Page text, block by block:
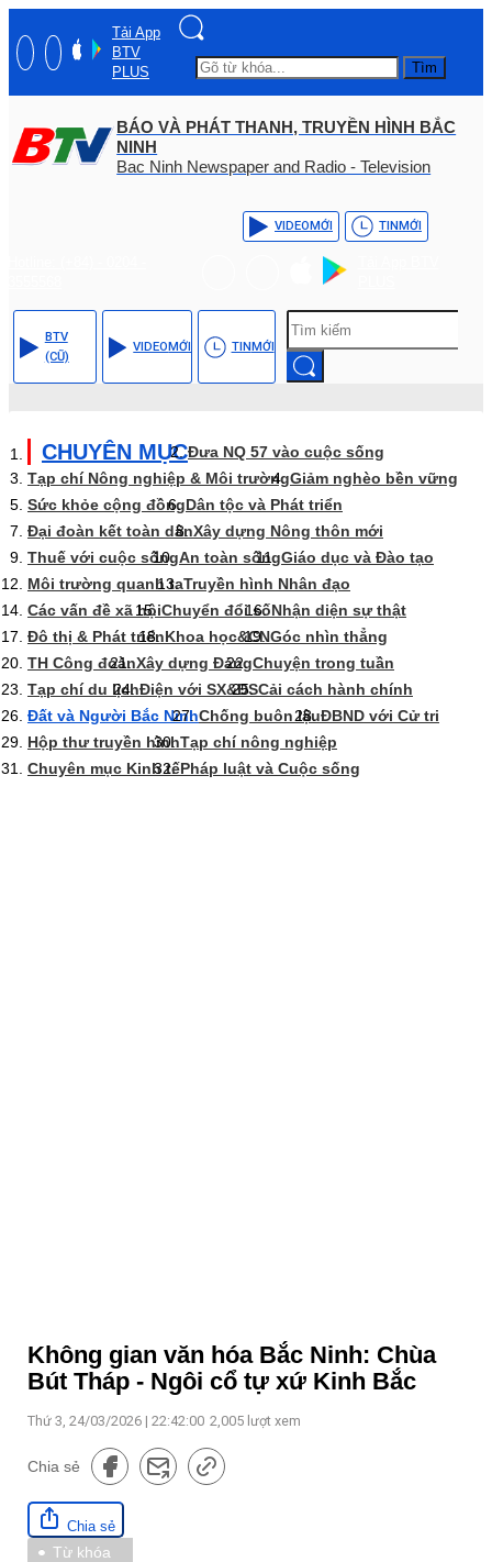
Tải App
BTV
PLUS
Tìm
BÁO VÀ PHÁT THANH, TRUYỀN HÌNH BẮC
NINH
Bac Ninh Newspaper and Radio - Television
VIDEOMỚI TINMỚI
BTV
(CŨ)
VIDEOMỚI TINMỚI
CHUYÊN MỤCĐưa NQ 57 vào cuộc sống
Tạp chí Nông nghiệp & Môi trườngGiảm nghèo bền vững
Sức khỏe cộng đồngDân tộc và Phát triển
Đại đoàn kết toàn dânXây dựng Nông thôn mới
Thuế với cuộc sốngAn toàn sốngGiáo dục và Đào tạo
Môi trường quanh taTruyền hình Nhân đạo
Các vấn đề xã hộiChuyển đổi sốNhận diện sự thật
Đô thị & Phát triểnKhoa học&CNGóc nhìn thẳng
TH Công đoànXây dựng ĐảngChuyện trong tuần
Tạp chí du lịchĐiện với SX&ĐSCải cách hành chính
Đất và Người Bắc NinhChống buôn lậuĐBND với Cử tri
Hộp thư truyền hìnhTạp chí nông nghiệp
Chuyên mục Kinh tếPháp luật và Cuộc sống
Không gian văn hóa Bắc Ninh: Chùa
Bút Tháp - Ngôi cổ tự xứ Kinh Bắc
Thứ 3, 24/03/2026 | 22:42:00 2,005 lượt xem
Chia sẻ
Chia sẻ
Từ khóa